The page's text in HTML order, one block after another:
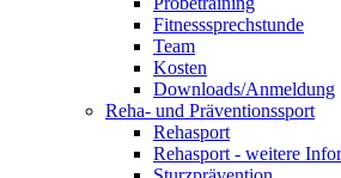
Fitnesssprechstunde
Team
Kosten
Downloads/Anmeldung
Reha- und Präventionssport
Rehasport
Rehasport - weitere